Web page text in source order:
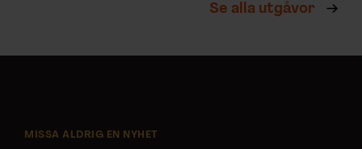
Se alla utgåvor
MISSA ALDRIG EN NYHET